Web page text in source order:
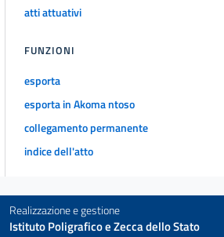
atti attuativi
FUNZIONI
esporta
esporta in Akoma ntoso
collegamento permanente
indice dell'atto
Realizzazione e gestione
Istituto Poligrafico e Zecca dello Stato